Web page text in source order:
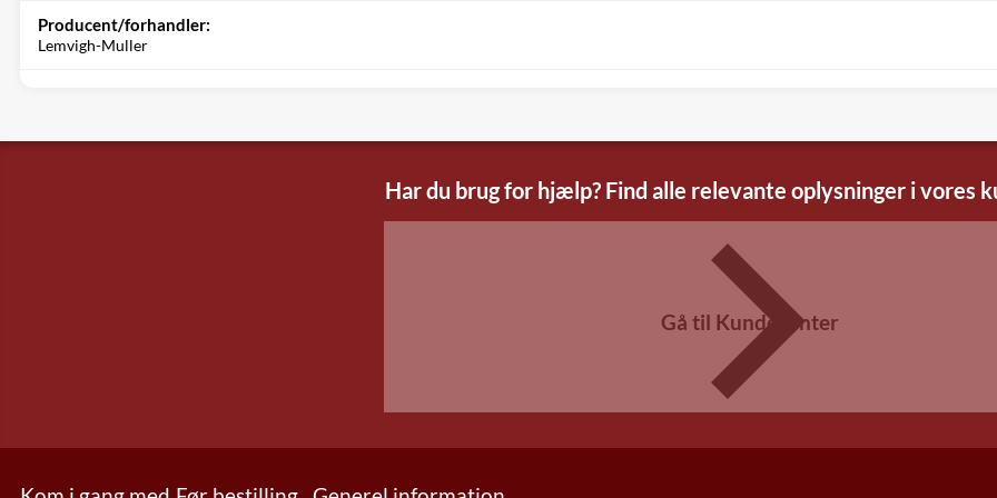
Producent/forhandler:
Lemvigh-Muller
Har du brug for hjælp? Find alle relevante oplysninger i vores
Gå til Kundecenter